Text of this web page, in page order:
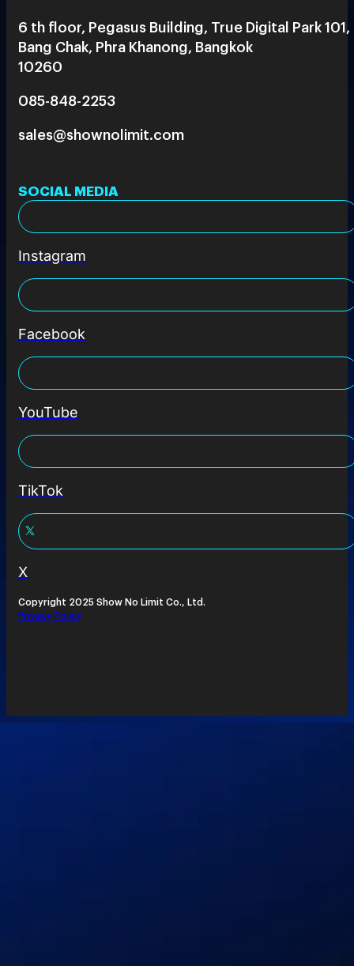
6 th floor, Pegasus Building, True Digital Park 101,
Bang Chak, Phra Khanong, Bangkok
10260
085-848-2253
sales@shownolimit.com
SOCIAL MEDIA
Instagram
Facebook
YouTube
TikTok
X
Copyright 2025 Show No Limit Co., Ltd.
Privacy Policy